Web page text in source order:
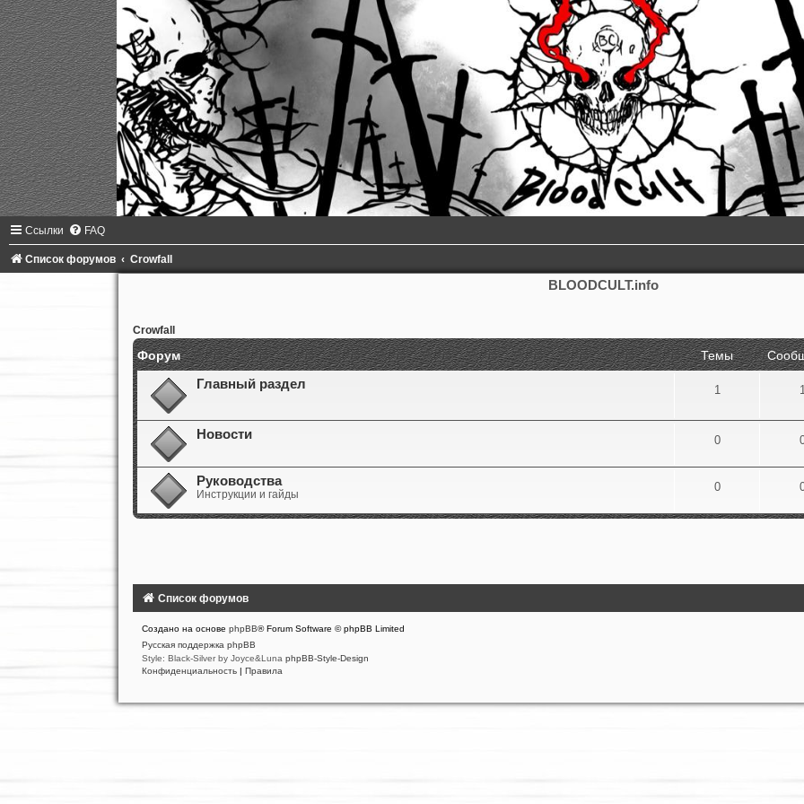
Ссылки FAQ
Список форумов Crowfall
BLOODCULT.info
Crowfall
Форум Темы
Главный раздел
1
Новости 0
Руководства
Инструкции и гайды
0
Список форумов
Создано на основе phpBB® Forum Software © phpBB Limited
Русская поддержка phpBB
Style: Black-Silver by Joyce&Luna phpBB-Style-Design
Конфиденциальность
Правила